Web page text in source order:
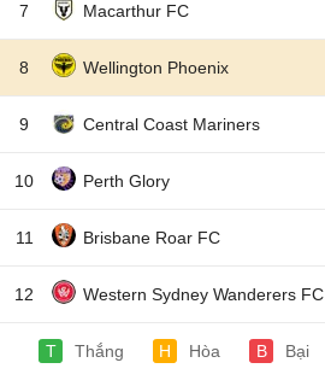
7 Macarthur FC
8 Wellington Phoenix
9 Central Coast Mariners
10 Perth Glory
11 Brisbane Roar FC
12 Western Sydney Wanderers FC
T Thắng H Hòa B Bại